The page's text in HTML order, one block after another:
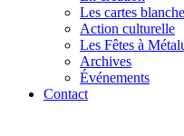
Les cartes
Action culturelle
Les Fêtes à
Archives
Événements
Contact